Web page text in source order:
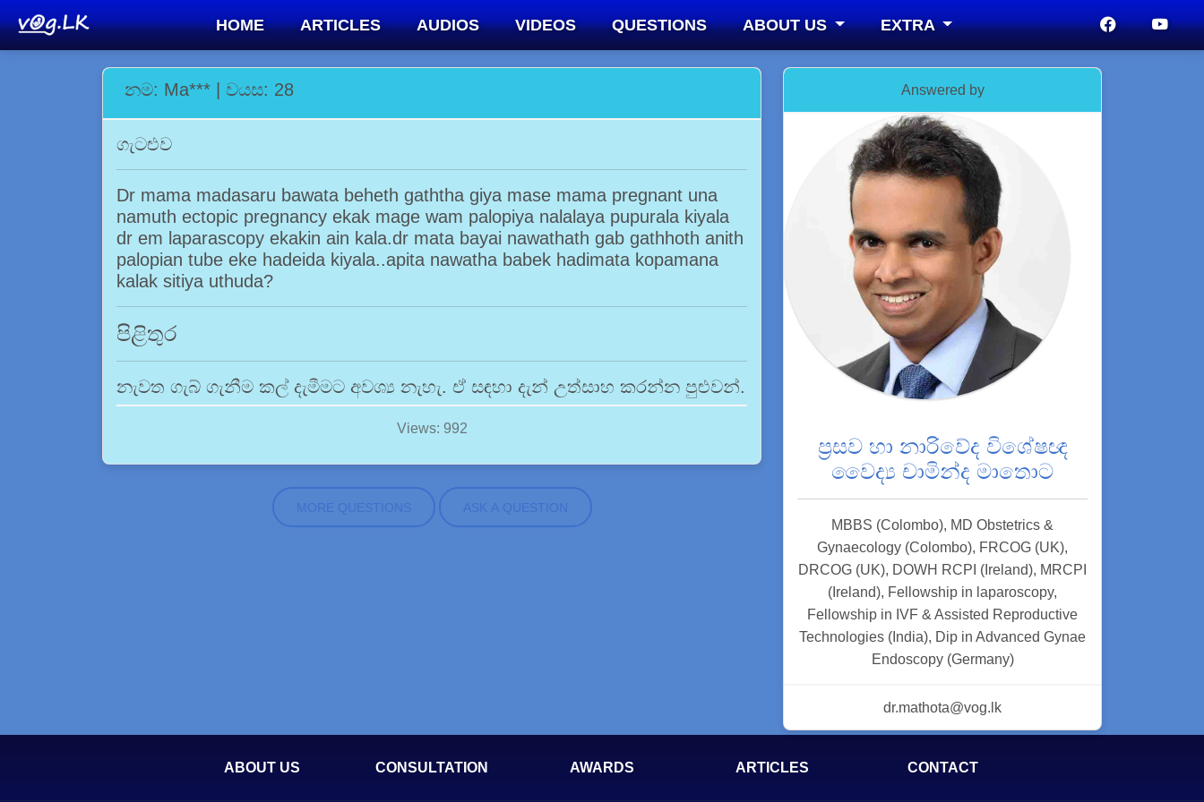
HOME ARTICLES AUDIOS VIDEOS QUESTIONS ABOUT US EXTRA
නම: Ma*** | වයස: 28
ගැටළුව
Dr mama madasaru bawata beheth gaththa giya mase mama pregnant una
namuth ectopic pregnancy ekak mage wam palopiya nalalaya pupurala kiyala
dr em laparascopy ekakin ain kala.dr mata bayai nawathath gab gathhoth anith
palopian tube eke hadeida kiyala..apita nawatha babek hadimata kopamana
kalak sitiya uthuda?
පිළිතුර
නැවත ගැබ් ගැනීම කල් දැමීමට අවශ්‍ය නැහැ. ඒ සඳහා දැන් උත්සාහ කරන්න පුළුවන්.
Views: 992
MORE QUESTIONS ASK A QUESTION
Answered by
ප්‍රසව හා නාරිවේද විශේෂඥ
වෛද්‍ය චාමින්ද මාතොට
MBBS (Colombo), MD Obstetrics &
Gynaecology (Colombo), FRCOG (UK),
DRCOG (UK), DOWH RCPI (Ireland), MRCPI
(Ireland), Fellowship in laparoscopy,
Fellowship in IVF & Assisted Reproductive
Technologies (India), Dip in Advanced Gynae
Endoscopy (Germany)
dr.mathota@vog.lk
ABOUT US CONSULTATION AWARDS ARTICLES CONTACT